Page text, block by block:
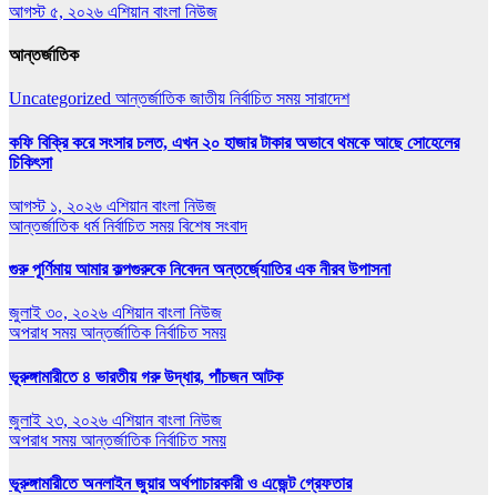
আগস্ট ৫, ২০২৬ এশিয়ান বাংলা নিউজ
আন্তর্জাতিক
Uncategorized আন্তর্জাতিক জাতীয় নির্বাচিত সময় সারাদেশ
কফি বিক্রি করে সংসার চলত, এখন ২০ হাজার টাকার অভাবে থমকে আছে সোহেলের
চিকিৎসা
আগস্ট ১, ২০২৬ এশিয়ান বাংলা নিউজ
আন্তর্জাতিক ধর্মনির্বাচিত সময় বিশেষ সংবাদ
গুরু পূর্ণিমায় আমার কল্পগুরুকে নিবেদন অন্তর্জ্যোতির এক নীরব উপাসনা
জুলাই ৩০, ২০২৬ এশিয়ান বাংলা নিউজ
অপরাধ সময় আন্তর্জাতিক নির্বাচিত সময়
ভূরুঙ্গামারীতে ৪ ভারতীয় গরু উদ্ধার, পাঁচজন আটক
জুলাই ২৩, ২০২৬ এশিয়ান বাংলা নিউজ
অপরাধ সময় আন্তর্জাতিক নির্বাচিত সময়
ভূরুঙ্গামারীতে অনলাইন জুয়ার অর্থপাচারকারী ও এজেন্ট গ্রেফতার